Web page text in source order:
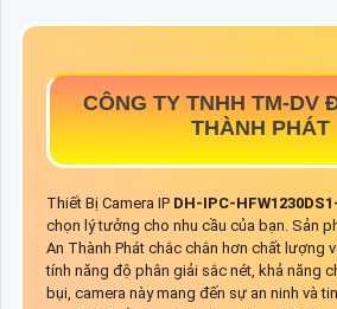
CÔNG TY TNHH TM-DV
THÀNH PHÁT
Thiết Bị Camera IP DH-IPC-
chọn lý tưởng cho nhu cầu của bạn. Sản
An Thành Phát chắc chắn hơn chất lượng
tính năng độ phân giải sắc nét, khả năng
bụi, camera này mang đến sự an ninh và